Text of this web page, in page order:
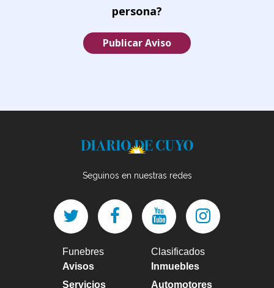
persona?
Publicar Aviso
Seguinos en nuestras redes
Funebres
Avisos
Servicios
Clasificados
Inmuebles
Automotores